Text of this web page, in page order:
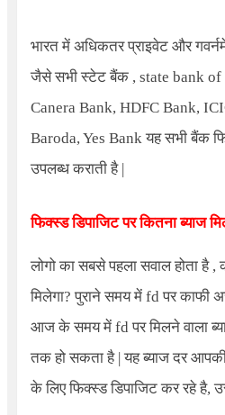
भारत में अधिकतर प्राइवेट और
जैसे सभी स्टेट बैंक , state bank
Canera Bank, HDFC Bank,
Baroda, Yes Bankयह सभी बैंक
उपलब्ध कराती है |
फिक्स्ड डिपाजिट पर कितना ब्याज
लोगो का सबसे पहला सवाल होता है ,
मिलेगा? पुराने समय में fd पर काफी
आज के समय में fd पर मिलने वाला
तक हो सकता है | यह ब्याज दर
के लिए फिक्स्ड डिपाजिट कर रहे है,